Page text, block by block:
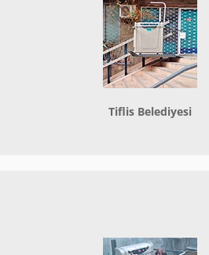
Tiflis Belediyesi